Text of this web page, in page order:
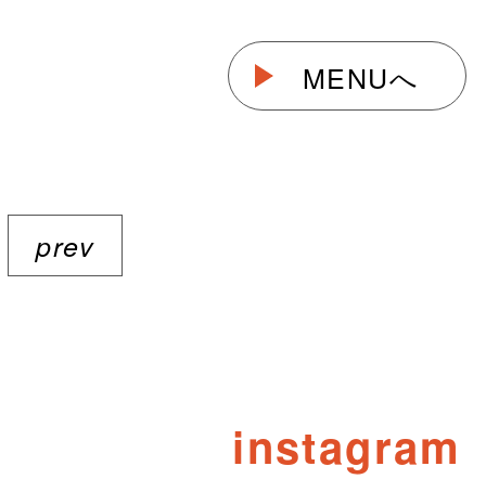
MENUへ
prev
instagram